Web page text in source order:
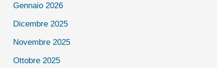
alimentare,
mercoledì
5
Gennaio 2026
Dicembre 2025
Novembre 2025
Ottobre 2025